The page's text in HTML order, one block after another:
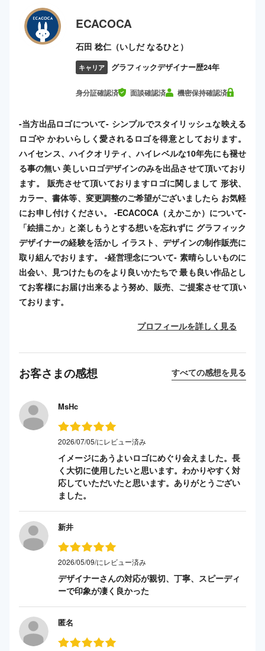
ECACOCA
石田 稔仁（いしだ なるひと）
キャリア グラフィックデザイナー歴24年
身分証確認済 面談確認済 機密保持確認済
-当方出品ロゴについて- シンプルでスタイリッシュな映える
ロゴや かわいらしく愛されるロゴを得意としております。
ハイセンス、ハイクオリティ、ハイレベルな10年先にも褪せ
る事の無い 美しいロゴデザインのみを出品させて頂いており
ます。 販売させて頂いておりますロゴに関しまして 形状、
カラー、書体等、変更調整のご希望がございましたら お気軽
にお申し付けください。 -ECACOCA（えかこか）について-
「絵描こか」と楽しもうとする想いを忘れずに グラフィック
デザイナーの経験を活かし イラスト、デザインの制作販売に
取り組んでおります。 -経営理念について- 素晴らしいものに
出会い、見つけたものをより良いかたちで 最も良い作品とし
てお客様にお届け出来るよう努め、販売、ご提案させて頂い
ております。
プロフィールを詳しく見る
お客さまの感想 すべての感想を見る
MsHc
2026/07/05/にレビュー済み
イメージにあうよいロゴにめぐり会えました。長
く大切に使用したいと思います。わかりやすく対
応していただいたと思います。ありがとうござい
ました。
新井
2026/05/09/にレビュー済み
デザイナーさんの対応が親切、丁寧、スピーディ
ーで印象が凄く良かった
匿名